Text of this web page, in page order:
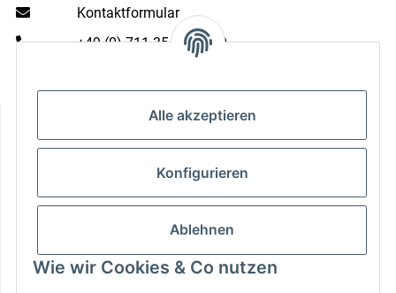
Alle akzeptieren
Konfigurieren
Ablehnen
Wie wir Cookies & Co nutzen
Kontaktformular
+49 (0) 711 35 13 16 00
Gesetzliche Informationen